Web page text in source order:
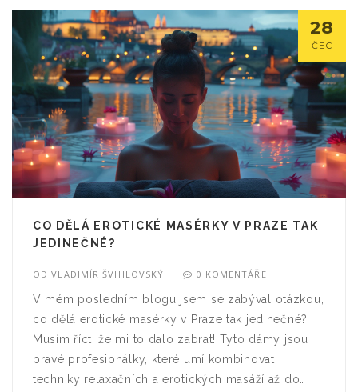
otevřenou náručí a pravidelnou masáží varlat!
28
ČEC
CO DĚLÁ EROTICKÉ MASÉRKY V PRAZE TAK
JEDINEČNÉ?
ODVLADIMÍR ŠVIHLOVSKÝ 0 KOMENTÁŘE
V mém posledním blogu jsem se zabýval otázkou,
co dělá erotické masérky v Praze tak jedinečné?
Musím říct, že mi to dalo zabrat! Tyto dámy jsou
pravé profesionálky, které umí kombinovat
techniky relaxačních a erotických masáží až do